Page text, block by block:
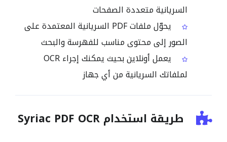
السريانية متعددة الصفحات
يحوّل ملفات PDF السريانية المعتمدة على
الصور إلى محتوى مناسب للفهرسة والبحث
يعمل أونلاين بحيث يمكنك إجراء OCR
لملفاتك السريانية من أي جهاز
طريقة استخدام Syriac PDF OCR